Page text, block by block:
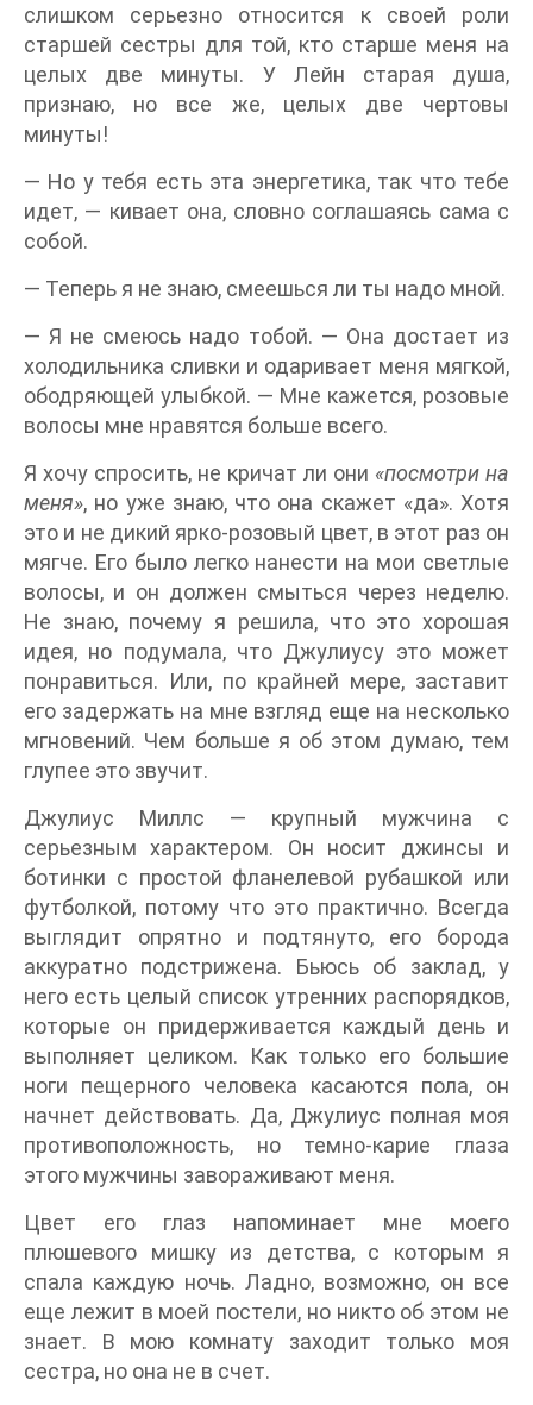
слишком серьезно относится к своей роли
старшей сестры для той, кто старше меня на
целых две минуты. У Лейн старая душа,
признаю, но все же, целых две чертовы
минуты!
— Но у тебя есть эта энергетика, так что тебе
идет, — кивает она, словно соглашаясь сама с
собой.
— Теперь я не знаю, смеешься ли ты надо мной.
— Я не смеюсь надо тобой. — Она достает из
холодильника сливки и одаривает меня мягкой,
ободряющей улыбкой. — Мне кажется, розовые
волосы мне нравятся больше всего.
Я хочу спросить, не кричат ли они «посмотри на
меня», но уже знаю, что она скажет «да». Хотя
это и не дикий ярко-розовый цвет, в этот раз он
мягче. Его было легко нанести на мои светлые
волосы, и он должен смыться через неделю.
Не знаю, почему я решила, что это хорошая
идея, но подумала, что Джулиусу это может
понравиться. Или, по крайней мере, заставит
его задержать на мне взгляд еще на несколько
мгновений. Чем больше я об этом думаю, тем
глупее это звучит.
Джулиус Миллс — крупный мужчина с
серьезным характером. Он носит джинсы и
ботинки с простой фланелевой рубашкой или
футболкой, потому что это практично. Всегда
выглядит опрятно и подтянуто, его борода
аккуратно подстрижена. Бьюсь об заклад, у
него есть целый список утренних распорядков,
которые он придерживается каждый день и
выполняет целиком. Как только его большие
ноги пещерного человека касаются пола, он
начнет действовать. Да, Джулиус полная моя
противоположность, но темно-карие глаза
этого мужчины завораживают меня.
Цвет его глаз напоминает мне моего
плюшевого мишку из детства, с которым я
спала каждую ночь. Ладно, возможно, он все
еще лежит в моей постели, но никто об этом не
знает. В мою комнату заходит только моя
сестра, но она не в счет.